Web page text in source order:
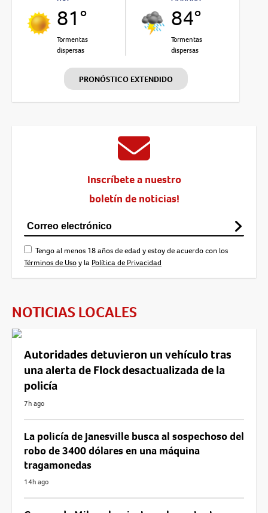
81°
Tormentas
dispersas
84°
Tormentas
dispersas
PRONÓSTICO EXTENDIDO
Inscríbete a nuestro
boletín de noticias!
Tengo al menos 18 años de edad y estoy de acuerdo con los
Términos de Usoy la Política de Privacidad
NOTICIAS LOCALES
Autoridades detuvieron un vehículo tras
una alerta de Flock desactualizada de la
policía
7h ago
La policía de Janesville busca al sospechoso del
robo de 3400 dólares en una máquina
tragamonedas
14h ago